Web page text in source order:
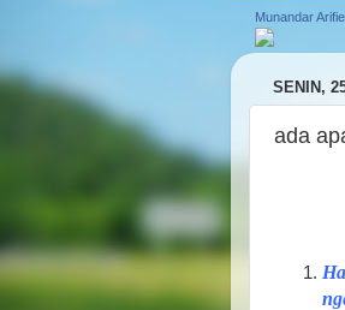
Munandar
SENIN,
ada